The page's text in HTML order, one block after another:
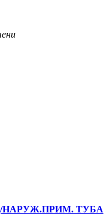
НАРУЖ.ПРИМ. ТУБА